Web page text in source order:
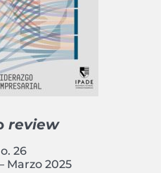
review
26
Marzo 2025